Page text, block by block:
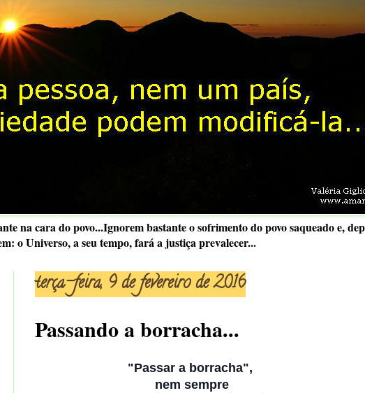
na cara do povo...Ignorem bastante o sofrimento do povo saqueado e,
o Universo, a seu tempo, fará a justiça prevalecer...
terça-feira, 9 de fevereiro de 2016
Passando a borracha...
"Passar a borracha",
nem sempre